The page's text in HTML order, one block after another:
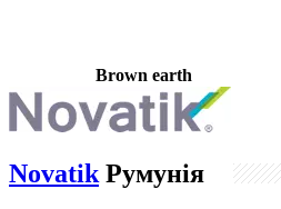
Brown earth
Novatik Румунія